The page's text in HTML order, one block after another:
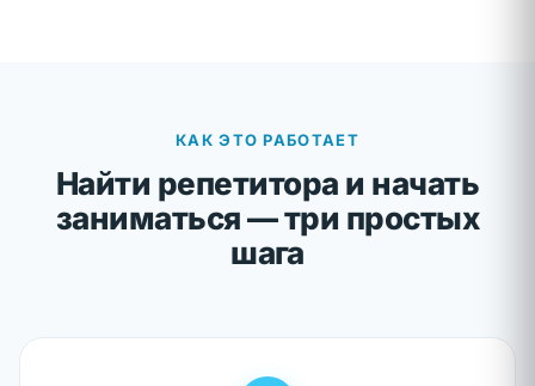
КАК ЭТО РАБОТАЕТ
Найти репетитора и начать
заниматься — три простых
шага